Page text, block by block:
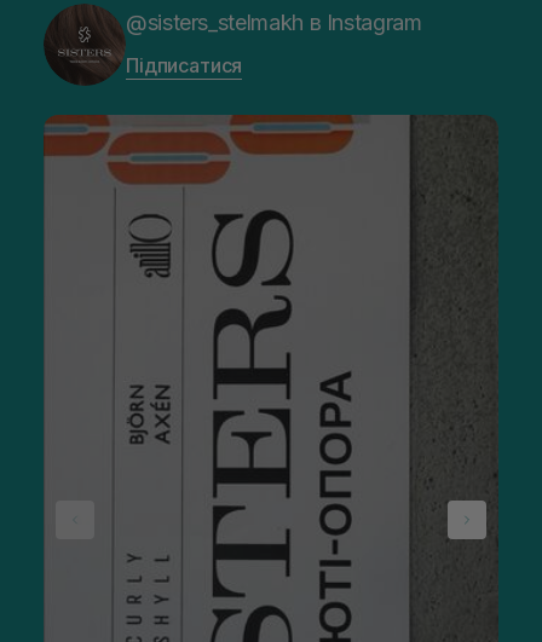
@sisters_stelmakh в Instagram
Підписатися